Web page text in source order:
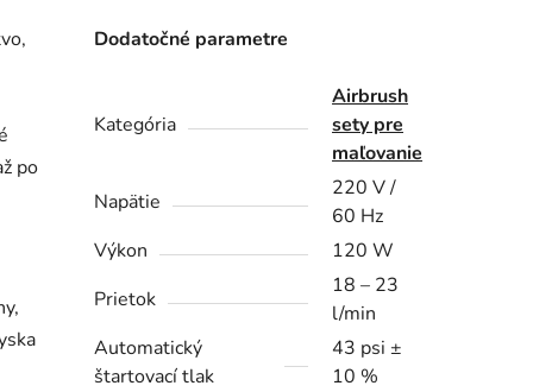
po
Dodatočné parametre
Kategória
Airbrush
sety pre
maľovanie
Napätie
220 V /
60 Hz
Výkon
120 W
Prietok
18 – 23
l/min
Automatický
štartovací tlak
43 psi ±
10 %